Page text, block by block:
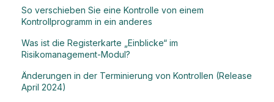
So verschieben Sie eine Kontrolle von einem
Kontrollprogramm in ein anderes
Was ist die Registerkarte „Einblicke“ im
Risikomanagement-Modul?
Änderungen in der Terminierung von Kontrollen (Release
April 2024)